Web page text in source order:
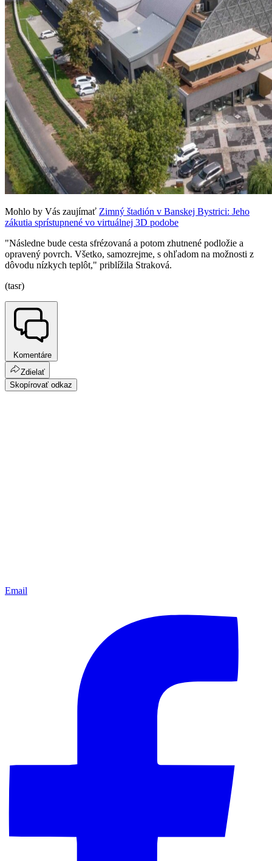
Mohlo by Vás zaujímať Zimný štadión v Banskej Bystrici: Jeho
zákutia sprístupnené vo virtuálnej 3D podobe
"Následne bude cesta sfrézovaná a potom zhutnené podložie a
opravený povrch. Všetko, samozrejme, s ohľadom na možnosti z
dôvodu nízkych teplôt," priblížila Straková.
(tasr)
Komentáre
Zdielať
Skopírovať odkaz
Email